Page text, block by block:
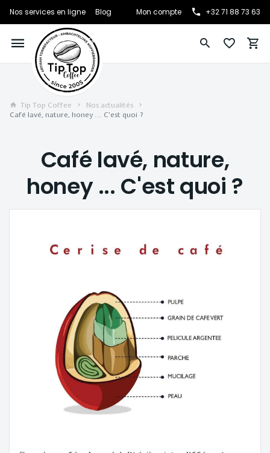
Nos services en ligne Blog Mon compte +32 71 88 73 63
Tip Top Coffee
Nos actualités
Café lavé, nature, honey ... C'est quoi ?
Café lavé, nature,
honey ... C'est quoi ?